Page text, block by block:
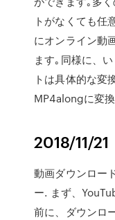
トがなくても任
にオンライン動
ます｡同様に、
トは具体的な変
MP4alongに変
2018/11/21
動画ダウンロー
ー. まず、
前に、ダウンロ